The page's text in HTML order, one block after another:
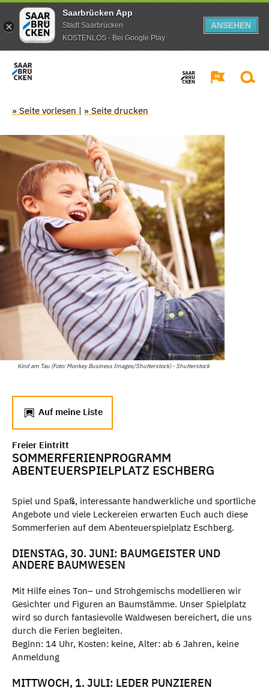
Saarbrücken App
Stadt Saarbrücken
KOSTENLOS - Bei Google Play
ANSEHEN
» Seite vorlesen | » Seite drucken
Kind am Tau (Foto: Monkey Business Images/Shutterstock) - Shutterstock
Auf meine Liste
Freier Eintritt
SOMMERFERIENPROGRAMM
ABENTEUERSPIELPLATZ ESCHBERG
Spiel und Spaß, interessante handwerkliche und sportliche
Angebote und viele Leckereien erwarten Euch auch diese
Sommerferien auf dem Abenteuerspielplatz Eschberg.
DIENSTAG, 30. JUNI: BAUMGEISTER UND
ANDERE BAUMWESEN
Mit Hilfe eines Ton– und Strohgemischs modellieren wir
Gesichter und Figuren an Baumstämme. Unser Spielplatz
wird so durch fantasievolle Waldwesen bereichert, die uns
durch die Ferien begleiten.
Beginn: 14 Uhr, Kosten: keine, Alter: ab 6 Jahren, keine
Anmeldung
MITTWOCH, 1. JULI: LEDER PUNZIEREN